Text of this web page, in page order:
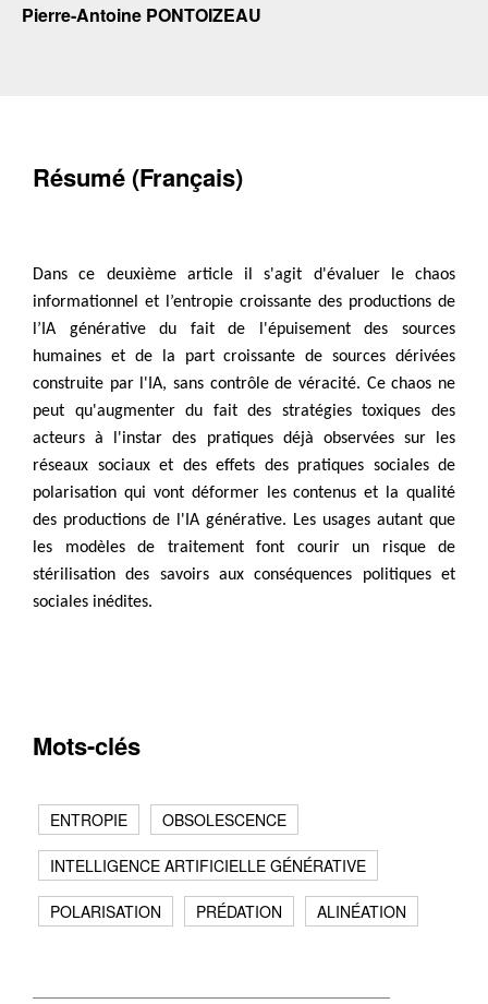
Pierre-Antoine PONTOIZEAU
Résumé (Français)
Dans ce deuxième article il s'agit d'évaluer le chaos
informationnel et l’entropie croissante des productions de
l’IA générative du fait de l'épuisement des sources
humaines et de la part croissante de sources dérivées
construite par l'IA, sans contrôle de véracité. Ce chaos ne
peut qu'augmenter du fait des stratégies toxiques des
acteurs à l'instar des pratiques déjà observées sur les
réseaux sociaux et des effets des pratiques sociales de
polarisation qui vont déformer les contenus et la qualité
des productions de l'IA générative. Les usages autant que
les modèles de traitement font courir un risque de
stérilisation des savoirs aux conséquences politiques et
sociales inédites.
Mots-clés
ENTROPIE OBSOLESCENCE
INTELLIGENCE ARTIFICIELLE GÉNÉRATIVE
POLARISATION PRÉDATION ALINÉATION